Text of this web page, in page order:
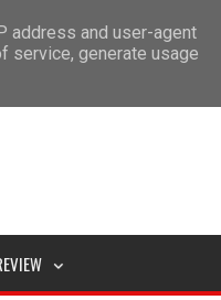
address and user-agent
service, generate usage